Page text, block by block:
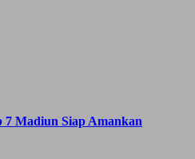
7 Madiun Siap Amankan